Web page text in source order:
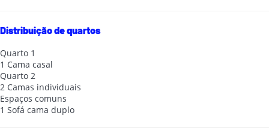
Distribuição de quartos
Quarto 1
1 Cama casal
Quarto 2
2 Camas individuais
Espaços comuns
1 Sofá cama duplo